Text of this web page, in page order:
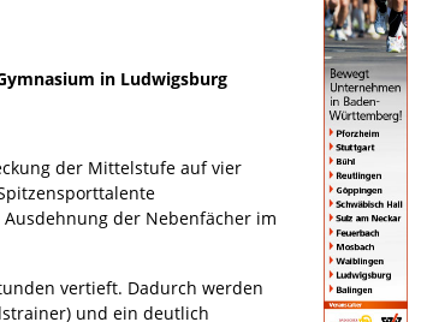
in Ludwigsburg
der Mittelstufe auf vier
der Nebenfächer im
vertieft. Dadurch werden
und ein deutlich